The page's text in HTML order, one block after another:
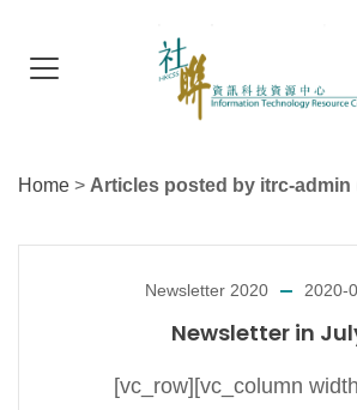
Home > Articles posted by itrc-admin
Newsletter 2020 2020-
Newsletter in
[vc_row][vc_column